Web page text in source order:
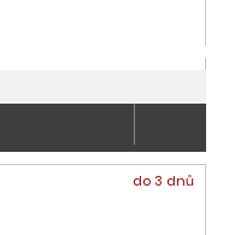
do 3 dnů